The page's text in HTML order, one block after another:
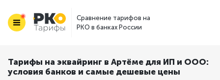
Сравнение тарифов на
РКО в банках России
Тарифы на эквайринг в Артёме для ИП и ООО:
условия банков и самые дешевые цены